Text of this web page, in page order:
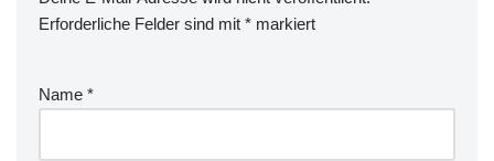
Erforderliche Felder sind mit * markiert
Name *